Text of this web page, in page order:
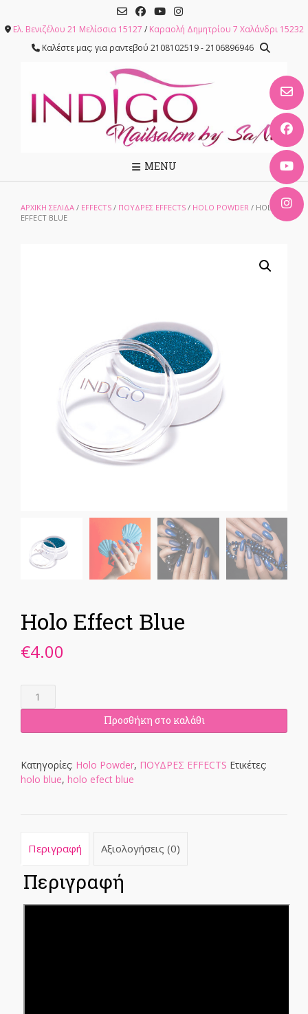
content
Ελ. Βενιζέλου 21 Μελίσσια 15127 / Καραολή Δημητρίου 7 Χαλάνδρι 15232
Καλέστε μας: για ραντεβού 2108102519 - 2106896946
MENU
ΑΡΧΙΚΉ ΣΕΛΊΔΑ / EFFECTS / ΠΟΥΔΡΕΣ EFFECTS / HOLO POWDER / HOLO
EFFECT BLUE
Holo Effect Blue
€4.00
Holo
ποσότητα
Προσθήκη στο καλάθι
Κατηγορίες: Holo Powder, ΠΟΥΔΡΕΣ EFFECTS Ετικέτες:
holo blue, holo efect blue
Περιγραφή Αξιολογήσεις (0)
Περιγραφή